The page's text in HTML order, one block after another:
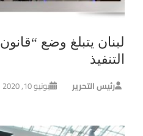
لبنان يتبلغ وضع
التنفيذ
رئيس التحرير يونيو 10, 2020